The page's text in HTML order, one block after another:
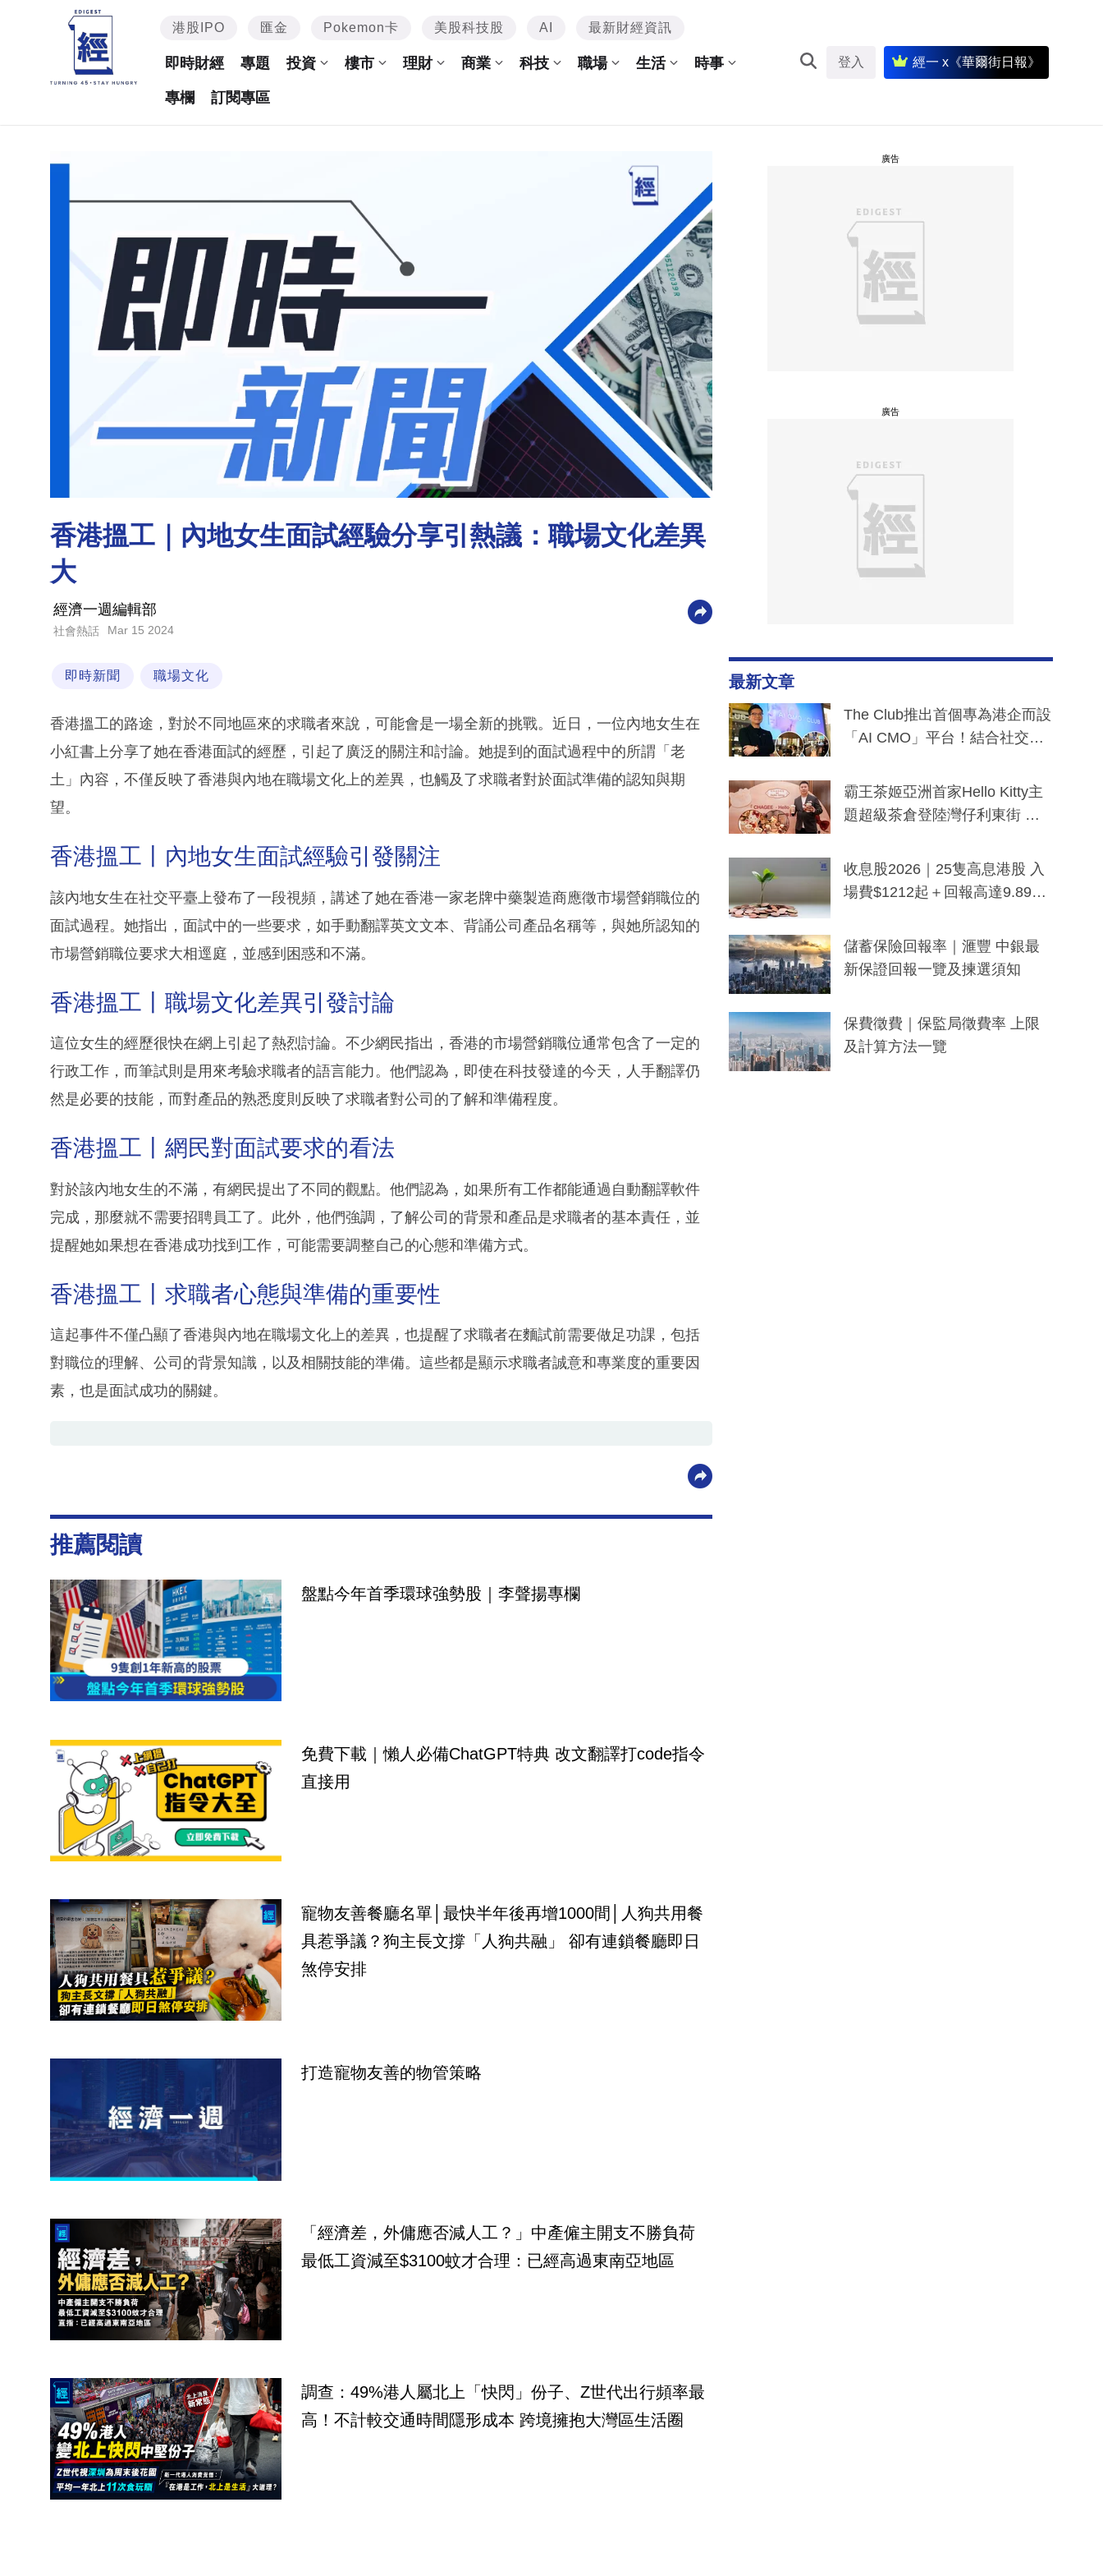
港股IPO 匯金 Pokemon卡 美股科技股 AI 最新財經資訊
即時財經 專題 投資 樓市 理財 商業 科技 職場 生活 時事
專欄 訂閱專區
登入 經一 x《華爾街日報》
香港搵工｜內地女生面試經驗分享引熱議：職場文化差異
大
經濟一週編輯部
社會熱話 Mar 15 2024
即時新聞 職場文化
香港搵工的路途，對於不同地區來的求職者來說，可能會是一場全新的挑戰。近日，一位內地女生在
小紅書上分享了她在香港面試的經歷，引起了廣泛的關注和討論。她提到的面試過程中的所謂「老
土」內容，不僅反映了香港與內地在職場文化上的差異，也觸及了求職者對於面試準備的認知與期
望。
香港搵工丨內地女生面試經驗引發關注
該內地女生在社交平臺上發布了一段視頻，講述了她在香港一家老牌中藥製造商應徵市場營銷職位的
面試過程。她指出，面試中的一些要求，如手動翻譯英文文本、背誦公司產品名稱等，與她所認知的
市場營銷職位要求大相逕庭，並感到困惑和不滿。
香港搵工丨職場文化差異引發討論
這位女生的經歷很快在網上引起了熱烈討論。不少網民指出，香港的市場營銷職位通常包含了一定的
行政工作，而筆試則是用來考驗求職者的語言能力。他們認為，即使在科技發達的今天，人手翻譯仍
然是必要的技能，而對產品的熟悉度則反映了求職者對公司的了解和準備程度。
香港搵工丨網民對面試要求的看法
對於該內地女生的不滿，有網民提出了不同的觀點。他們認為，如果所有工作都能通過自動翻譯軟件
完成，那麼就不需要招聘員工了。此外，他們強調，了解公司的背景和產品是求職者的基本責任，並
提醒她如果想在香港成功找到工作，可能需要調整自己的心態和準備方式。
香港搵工丨求職者心態與準備的重要性
這起事件不僅凸顯了香港與內地在職場文化上的差異，也提醒了求職者在麵試前需要做足功課，包括
對職位的理解、公司的背景知識，以及相關技能的準備。這些都是顯示求職者誠意和專業度的重要因
素，也是面試成功的關鍵。
推薦閱讀
盤點今年首季環球強勢股｜李聲揚專欄
免費下載｜懶人必備ChatGPT特典 改文翻譯打code指令
直接用
寵物友善餐廳名單│最快半年後再增1000間│人狗共用餐
具惹爭議？狗主長文撐「人狗共融」 卻有連鎖餐廳即日
煞停安排
打造寵物友善的物管策略
「經濟差，外傭應否減人工？」中產僱主開支不勝負荷
最低工資減至$3100蚊才合理：已經高過東南亞地區
調查：49%港人屬北上「快閃」份子、Z世代出行頻率最
高！不計較交通時間隱形成本 跨境擁抱大灣區生活圈
廣告
廣告
最新文章
The Club推出首個專為港企而設
「AI CMO」平台！結合社交聆
分鐘生成「貼地」宣傳短片
霸王茶姬亞洲首家Hello Kitty主
題超級茶倉登陸灣仔利東街 推
y及香港限定特調系列
收息股2026｜25隻高息港股 入
場費$1212起＋回報高達9.89
儲蓄保險回報率｜滙豐 中銀最
新保證回報一覽及揀選須知
保費徵費｜保監局徵費率 上限
及計算方法一覽